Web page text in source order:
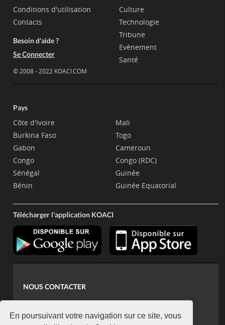
En poursuivant votre navigation sur ce site, vous
Conditions d'utilisation
Contacts
Besoin d'aide ?
Se Connecter
© 2008 - 2022 KOACI.COM
Culture
Technologie
Tribune
Evènement
Santé
Pays
Côte d'Ivoire
Burkina Faso
Gabon
Congo
Sénégal
Bénin
Mali
Togo
Cameroun
Congo (RDC)
Guinée
Guinée Equatorial
Télécharger l'application KOACI
NOUS CONTACTER
koaci@yahoo.fr